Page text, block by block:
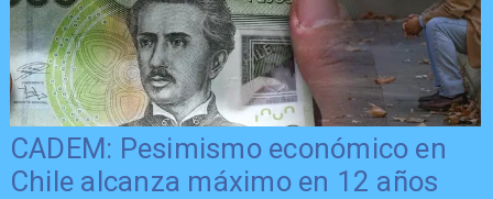
CADEM: Pesimismo económico en
Chile alcanza máximo en 12 años